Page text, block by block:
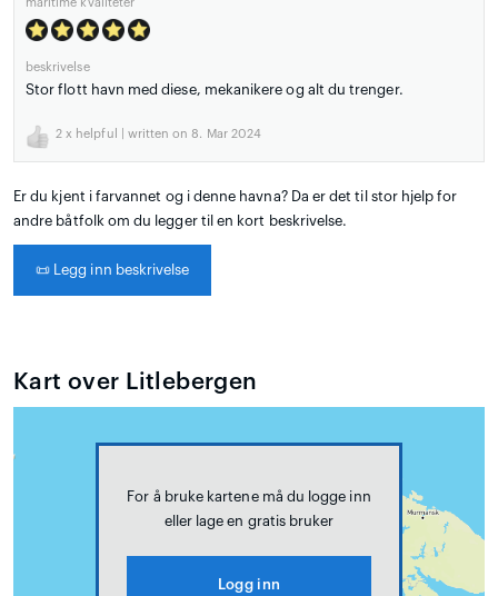
maritime kvaliteter
beskrivelse
Stor flott havn med diese, mekanikere og alt du trenger.
2 x helpful | written on 8. Mar 2024
Er du kjent i farvannet og i denne havna? Da er det til stor hjelp for
andre båtfolk om du legger til en kort beskrivelse.
📜 Legg inn beskrivelse
Kart over Litlebergen
For å bruke kartene må du logge inn
eller lage en gratis bruker
Logg inn